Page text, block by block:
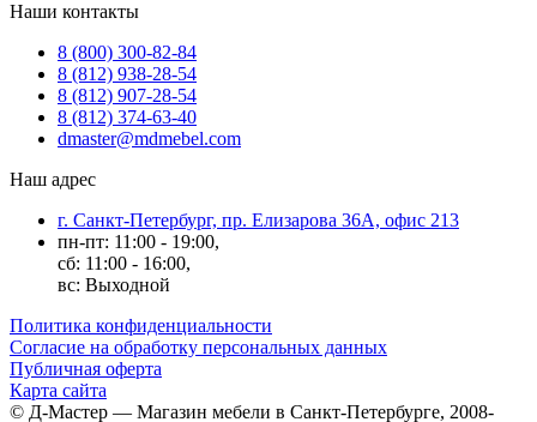
Наши контакты
8 (800) 300-82-84
8 (812) 938-28-54
8 (812) 907-28-54
8 (812) 374-63-40
dmaster@mdmebel.com
Наш адрес
г. Санкт-Петербург, пр. Елизарова 36А, офис 213
пн-пт: 11:00 - 19:00,
сб: 11:00 - 16:00,
вс: Выходной
Политика конфиденциальности
Согласие на обработку персональных данных
Публичная оферта
Карта сайта
© Д-Мастер — Магазин мебели в Санкт-Петербурге, 2008-